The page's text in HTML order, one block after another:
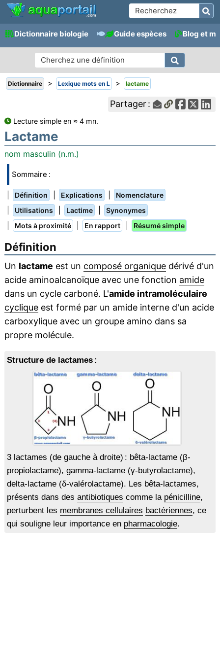
Dictionnaire biologie Guide espèces Blog et
Dictionnaire > Lexique mots en L > lactame
Partager :
Lecture simple en ≈ 4 mn.
Lactame
nom masculin (n.m.)
Sommaire :
Définition Explications Nomenclature
Utilisations Lactime Synonymes
Mots à proximité En rapport Résumé simple
Définition
Un lactame est un composé organiquedérivé d'un
acide aminoalcanoïque avec une fonction amide
dans un cycle carboné. L'amide intramoléculaire
cycliqueest formé par un amide interne d'un acide
carboxylique avec un groupe amino dans sa
propre molécule.
Structure de lactames :
3 lactames (de gauche à droite) : bêta-lactame (β-
propiolactame), gamma-lactame (γ-butyrolactame),
delta-lactame (δ-valérolactame). Les bêta-lactames,
présents dans des antibiotiques comme la pénicilline,
perturbent les membranes cellulaires bactériennes, ce
qui souligne leur importance en pharmacologie.